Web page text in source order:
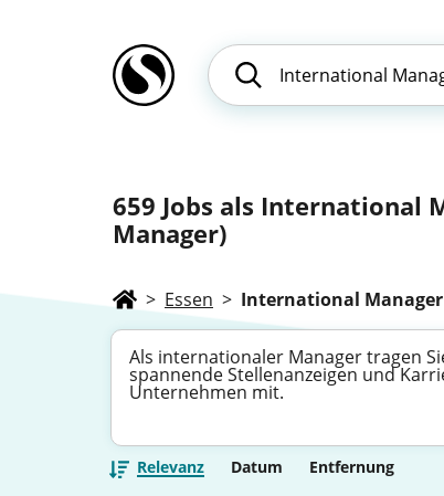
659 Jobs als International
Manager)
> Essen > International Manager
Als internationaler Manager tragen
spannende Stellenanzeigen und
Unternehmen mit.
Relevanz Datum Entfernung